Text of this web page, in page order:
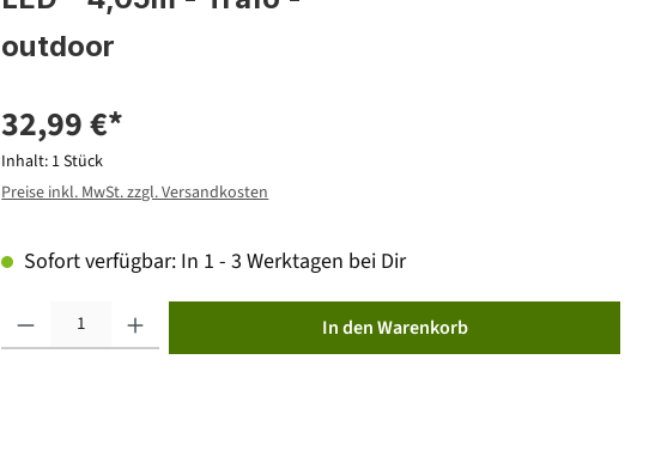
outdoor
32,99 €*
Inhalt: 1 Stück
Preise inkl. MwSt. zzgl. Versandkosten
Sofort verfügbar: In 1 - 3 Werktagen bei Dir
In den Warenkorb